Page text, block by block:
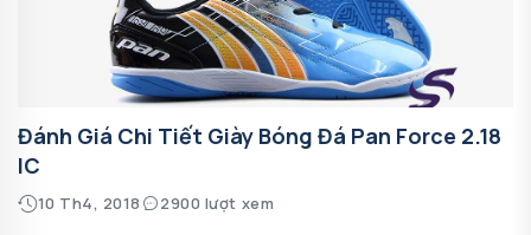
Đánh Giá Chi Tiết Giày Bóng Đá Pan Force 2.18
IC
10 Th4, 2018 2900 lượt xem